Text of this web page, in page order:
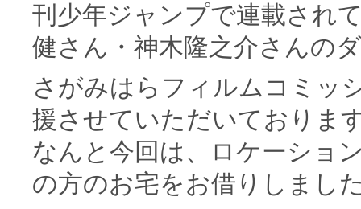
刊少年ジャンプで連載され
健さん・神木隆之介さんの
さがみはらフィルムコミッ
援させていただいておりま
なんと今回は、ロケーショ
の方のお宅をお借りしまし